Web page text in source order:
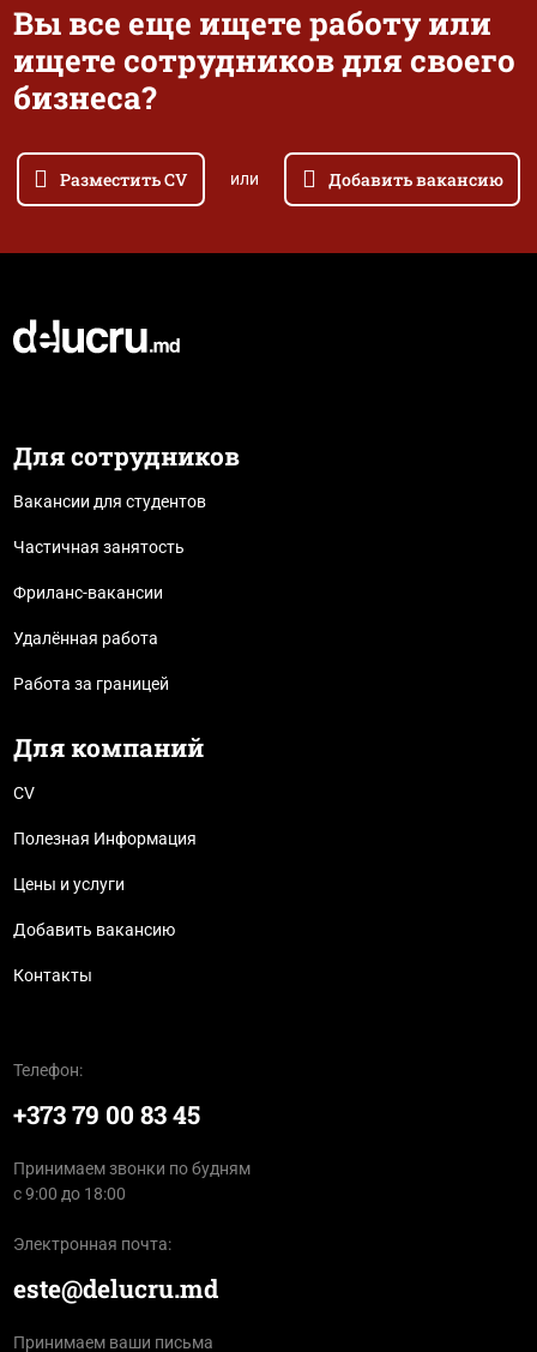
Вы все еще ищете работу или
ищете сотрудников для своего
бизнеса?
Разместить CV или Добавить вакансию
Для сотрудников
Вакансии для студентов
Частичная занятость
Фриланс-вакансии
Удалённая работа
Работа за границей
Для компаний
CV
Полезная Информация
Цены и услуги
Добавить вакансию
Контакты
Телефон:
+373 79 00 83 45
Принимаем звонки по будням
с 9:00 до 18:00
Электронная почта:
este@delucru.md
Принимаем ваши письма